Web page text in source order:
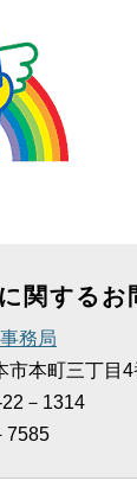
関するお
務局
市本町三丁目
22－1314
7585